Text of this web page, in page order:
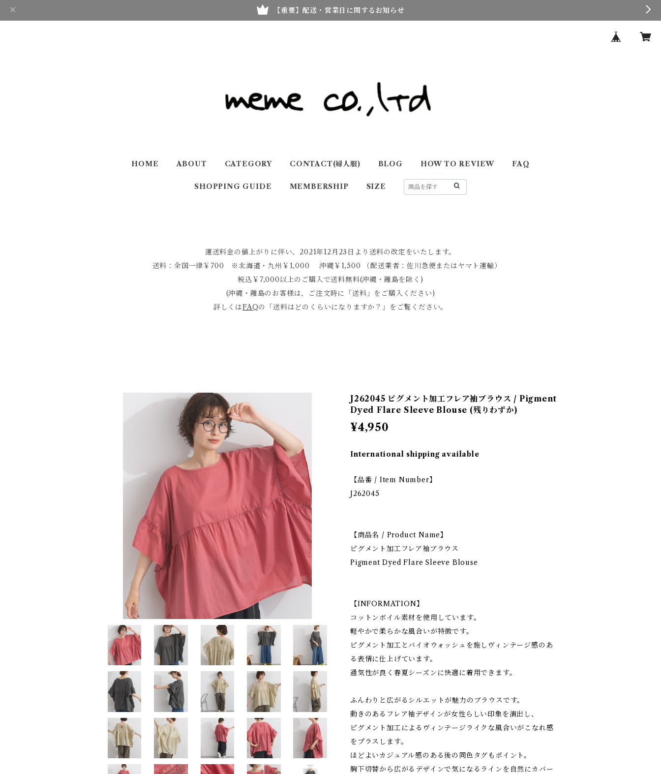
【重要】配送・営業日に関するお知らせ
HOME ABOUT CATEGORY CONTACT(婦人服) BLOG HOW TO REVIEW FAQ
SHOPPING GUIDE MEMBERSHIP SIZE
運送料金の値上がりに伴い、2021年12月23日より送料の改定をいたします。
送料：全国一律￥700 ※北海道・九州￥1,000 沖縄￥1,500 （配送業者：佐川急便またはヤマト運輸）
税込￥7,000以上のご購入で送料無料(沖縄・離島を除く)
(沖縄・離島のお客様は、ご注文時に「送料」をご購入ください)
詳しくはFAQの「送料はどのくらいになりますか？」をご覧ください。
J262045 ピグメント加工フレア袖ブラウス / Pigment
Dyed Flare Sleeve Blouse (残りわずか)
¥4,950
International shipping available
【品番 / Item Number】
J262045
【商品名 / Product Name】
ピグメント加工フレア袖ブラウス
Pigment Dyed Flare Sleeve Blouse
【INFORMATION】
コットンボイル素材を使用しています。
軽やかで柔らかな風合いが特徴です。
ピグメント加工とバイオウォッシュを施しヴィンテージ感のあ
る表情に仕上げています。
通気性が良く春夏シーズンに快適に着用できます。
ふんわりと広がるシルエットが魅力のブラウスです。
動きのあるフレア袖デザインが女性らしい印象を演出し、
ピグメント加工によるヴィンテージライクな風合いがこなれ感
をプラスします。
ほどよいカジュアル感のある後の同色タグもポイント。
胸下切替から広がるデザインで気になるラインを自然にカバー